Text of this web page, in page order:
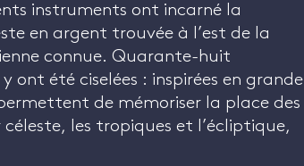
instruments ont incarné la
en argent trouvée à l’est de la
connue. Quarante-huit
été ciselées : inspirées en grande
de mémoriser la place des
les tropiques et l’écliptique,